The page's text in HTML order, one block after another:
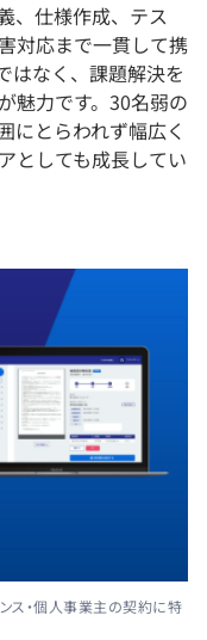
、仕様作成、テス
対応まで一貫して携
はなく、課題解決を
魅力です。30名弱の
にとらわれず幅広く
としても成長してい
ス・個人事業主の契約に特